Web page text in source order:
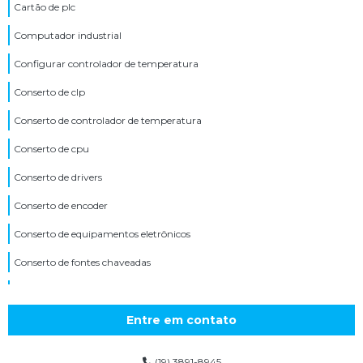
Cartão de plc
Computador industrial
Configurar controlador de temperatura
Conserto de clp
Conserto de controlador de temperatura
Conserto de cpu
Conserto de drivers
Conserto de encoder
Conserto de equipamentos eletrônicos
Conserto de fontes chaveadas
Conserto de inversor de tensãoEntre em contato